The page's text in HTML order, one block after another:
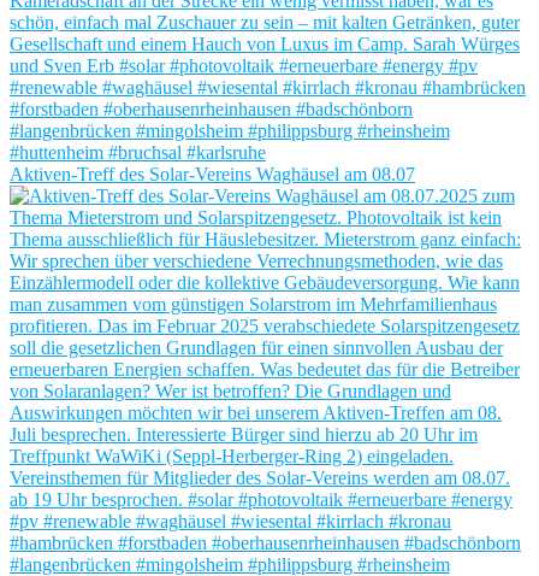
Aktiven-Treff des Solar-Vereins Waghäusel am 08.07